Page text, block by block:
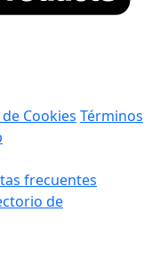
Cookies Términos
frecuentes
de